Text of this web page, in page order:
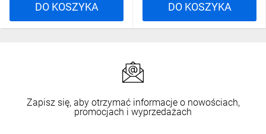
DO KOSZYKA DO KOSZYKA
Zapisz się, aby otrzymać informacje o nowościach,
promocjach i wyprzedażach